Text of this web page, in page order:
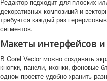
Редактор подходит для плоских
декоративных композиций и
требуется каждый раз
сегментов.
Макеты интерфейсов и
В Corel Vector можно создавать
кнопки, панели, иконки, фоновые
одном проекте удобно хранить